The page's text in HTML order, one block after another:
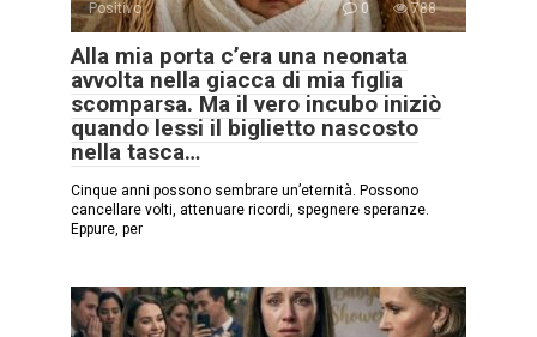
Positivo 0 788
Alla mia porta c’era una neonata
avvolta nella giacca di mia figlia
scomparsa. Ma il vero incubo iniziò
quando lessi il biglietto nascosto
nella tasca…
Cinque anni possono sembrare un’eternità. Possono
cancellare volti, attenuare ricordi, spegnere speranze.
Eppure, per